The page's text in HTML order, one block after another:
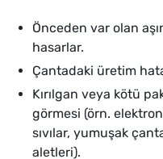
Önceden var olan
hasarlar.
Çantadaki üretim
Kırılgan veya kötü
görmesi (örn.
sıvılar, yumuşak
aletleri).